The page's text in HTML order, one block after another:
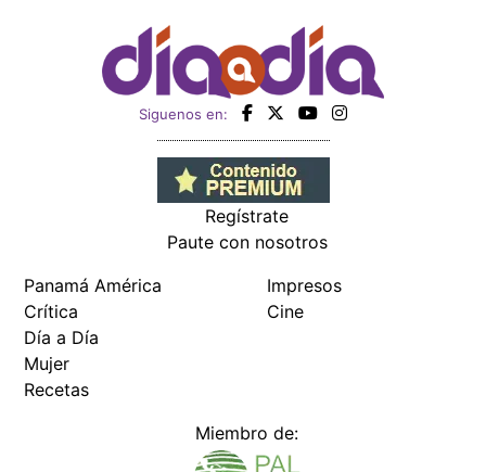
Siguenos en:
Regístrate
Paute con nosotros
Panamá América
Crítica
Día a Día
Mujer
Recetas
Impresos
Cine
Miembro de: